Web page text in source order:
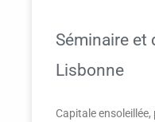
Séminaire et
Lisbonne
Capitale